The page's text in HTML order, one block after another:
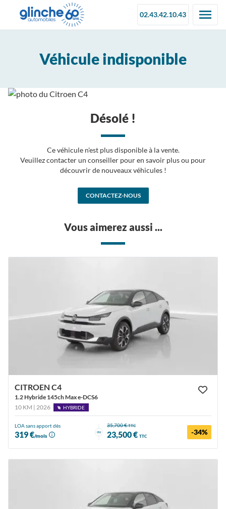
02.43.42.10.43
Véhicule indisponible
Désolé !
Ce véhicule n'est plus disponible à la vente.
Veuillez contacter un conseiller pour en savoir plus ou pour
découvrir de nouveaux véhicules !
CONTACTEZ-NOUS
Vous aimerez aussi ...
CITROEN C4
1.2 Hybride 145ch Max e-DCS6
10 KM | 2026
HYBRIDE
LOA sans apport dès
319 €/mois
ou
35,700 €TTC
23,500 € TTC -34%